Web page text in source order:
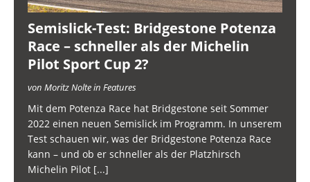
Semislick-Test: Bridgestone Potenza
Race – schneller als der Michelin
Pilot Sport Cup 2?
von Moritz Nolte in Features
Mit dem Potenza Race hat Bridgestone seit Sommer
2022 einen neuen Semislick im Programm. In unserem
Test schauen wir, was der Bridgestone Potenza Race
kann – und ob er schneller als der Platzhirsch
Michelin Pilot [...]